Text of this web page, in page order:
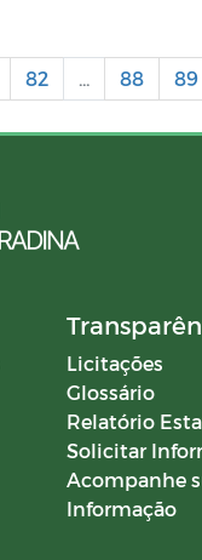
82 ... 88 89
Licitações
Glossário
Relatório
Solicitar
Acompanhe
Informação